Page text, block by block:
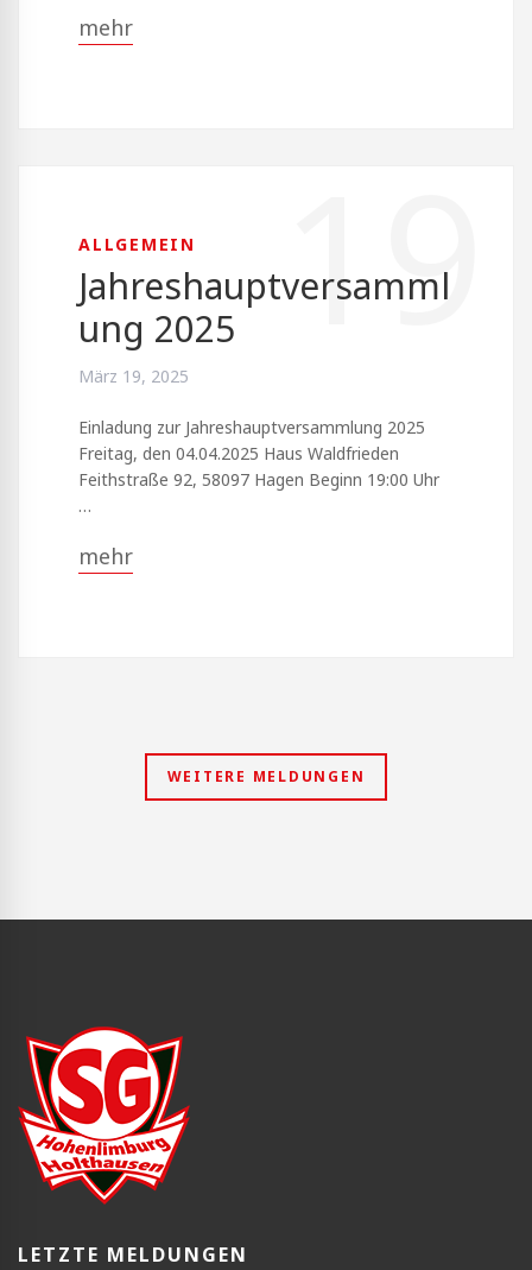
mehr
19
ALLGEMEIN
Jahreshauptversamml
ung 2025
März 19, 2025
Einladung zur Jahreshauptversammlung 2025
Freitag, den 04.04.2025 Haus Waldfrieden
Feithstraße 92, 58097 Hagen Beginn 19:00 Uhr
…
mehr
WEITERE MELDUNGEN
LETZTE MELDUNGEN